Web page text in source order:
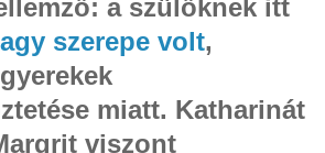
a szülőknek itt
szerepe volt,
miatt. Katharinát
viszont